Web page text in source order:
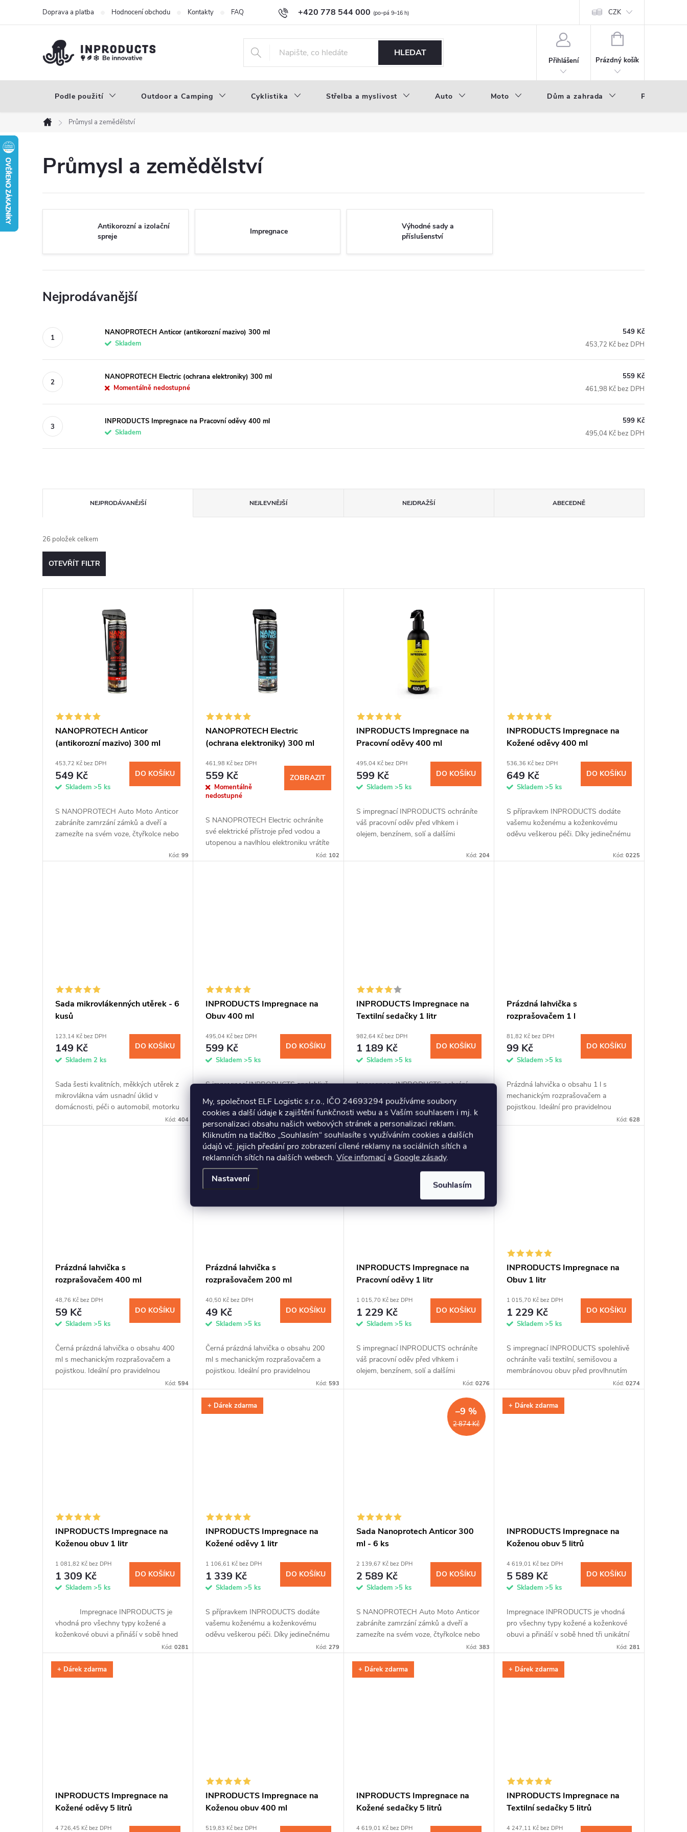
My, společnost ELF Logistic s.r.o., IČO 24693294 používáme soubory
cookies a další údaje k zajištění funkčnosti webu a s Vaším souhlasem i mj. k
personalizaci obsahu našich webových stránek a personalizaci reklam.
Kliknutím na tlačítko „Souhlasím“ souhlasíte s využíváním cookies a dalších
údajů vč. jejich předání pro zobrazení cílené reklamy na sociálních sítích a
reklamních sítích na dalších webech. Více infomací aGoogle zásady.
Nastavení
Souhlasím
+420 778 544 000
info@inproducts.cz
Doprava a platba Hodnocení obchodu Kontakty FAQ Novinky Náš příběh Průvodce materiály CZK
HLEDAT
Přihlášení
NÁKUPNÍ
Prázdný košík
Podle použití Outdoor a Camping Cyklistika Střelba a myslivost Auto Moto Dům a zahrada
Domů
Průmysl a zemědělství
Průmysl a zemědělství
Antikorozní a izolační
spreje
Impregnace
Výhodné sady a
příslušenství
Nejprodávanější
NANOPROTECH Anticor (antikorozní mazivo) 300 ml
Skladem
549 Kč
453,72 Kč bez DPH
NANOPROTECH Electric (ochrana elektroniky) 300 ml
Momentálně nedostupné
559 Kč
461,98 Kč bez DPH
INPRODUCTS Impregnace na Pracovní oděvy 400 ml
Skladem
599 Kč
495,04 Kč bez DPH
a
z
e
NEJPRODÁVANĚJŠÍ NEJLEVNĚJŠÍ NEJDRAŽŠÍ ABECEDNĚ
26 položek celkem
OTEVŘÍT FILTR
k
NANOPROTECH Anticor
(antikorozní mazivo) 300 ml
453,72 Kč bez DPH
549 Kč
Skladem >5 ks
DO KOŠÍKU
S NANOPROTECH Auto Moto Anticor
zabráníte zamrzání zámků a dveří a
zamezíte na svém voze, čtyřkolce nebo
Kód:99
NANOPROTECH Electric
(ochrana elektroniky) 300 ml
461,98 Kč bez DPH
559 Kč
Momentálně
nedostupné
ZOBRAZIT
S NANOPROTECH Electric ochráníte
své elektrické přístroje před vodou a
utopenou a navlhlou elektroniku vrátíte
Kód: 102
INPRODUCTS Impregnace na
Pracovní oděvy 400 ml
495,04 Kč bez DPH
599 Kč
Skladem >5 ks
DO KOŠÍKU
S impregnací INPRODUCTS ochráníte
váš pracovní oděv před vlhkem i
olejem, benzínem, solí a dalšími
Kód: 204
INPRODUCTS Impregnace na
Kožené oděvy 400 ml
536,36 Kč bez DPH
649 Kč
Skladem >5 ks
DO KOŠÍKU
S přípravkem INPRODUCTS dodáte
vašemu koženému a koženkovému
oděvu veškerou péči. Díky jedinečnému
ochráníte kůži až na tři měsíce před...
Kód: 0225
Sada mikrovlákenných utěrek - 6
kusů
123,14 Kč bez DPH
149 Kč
Skladem 2 ks
DO KOŠÍKU
Sada šesti kvalitních, měkkých utěrek z
mikrovlákna vám usnadní úklid v
domácnosti, péči o automobil, motorku
Kód:404
INPRODUCTS Impregnace na
Obuv 400 ml
495,04 Kč bez DPH
599 Kč
Skladem>5 ks
DO KOŠÍKU
S impregnací INPRODUCTS spolehlivě
membránovou obuv před provlhnutím
a znečištěním. Křemíková vrstva z
nanočástic odpuzuje vodu, zachovává...
Kód: 505
INPRODUCTS Impregnace na
Textilní sedačky 1 litr
982,64 Kč bez DPH
1 189 Kč
Skladem >5 ks
DO KOŠÍKU
Impregnace INPRODUCTS ochrání
všechny druhy vašich textilních,
bavlněných i plyšových sedaček před
zašpiněním od jídel, sladkých nápojů
nebo domácích mazlíčků. Přípravek se
díky...
Kód:
Prázdná lahvička s
rozprašovačem 1 l
81,82 Kč bez DPH
99 Kč
Skladem >5 ks
DO KOŠÍKU
Prázdná lahvička o obsahu 1 l s
mechanickým rozprašovačem a
pojistkou. Ideální pro pravidelnou
aplikaci našich impregnací z 5l baleníKód: 628
Prázdná lahvička s
rozprašovačem 400 ml
48,76 Kč bez DPH
59 Kč
Skladem >5 ks
DO KOŠÍKU
Černá prázdná lahvička o obsahu 400
ml s mechanickým rozprašovačem a
pojistkou. Ideální pro pravidelnou
Kód: 594
Prázdná lahvička s
rozprašovačem 200 ml
40,50 Kč bez DPH
49 Kč
Skladem>5 ks
DO KOŠÍKU
Černá prázdná lahvička o obsahu 200
ml s mechanickým rozprašovačem a
pojistkou. Ideální pro pravidelnou
Kód: 593
INPRODUCTS Impregnace na
Pracovní oděvy 1 litr
1 015,70 Kč bez DPH
1 229 Kč
Skladem >5 ks
DO KOŠÍKU
S impregnací INPRODUCTS ochráníte
váš pracovní oděv před vlhkem i
olejem, benzínem, solí a dalšími
chemickými látkami až na tři měsíce.
Kód: 0276
INPRODUCTS Impregnace na
Obuv 1 litr
1 015,70 Kč bez DPH
1 229 Kč
Skladem >5 ks
DO KOŠÍKU
S impregnací INPRODUCTS spolehlivě
ochráníte vaši textilní, semišovou a
membránovou obuv před provlhnutím
a znečištěním. Křemíková vrstva zKód: 0274
INPRODUCTS Impregnace na
Koženou obuv 1 litr
1 081,82 Kč bez DPH
1 309 Kč
Skladem >5 ks
DO KOŠÍKU
Impregnace INPRODUCTS je
vhodná pro všechny typy kožené a
koženkové obuvi a přináší v sobě hned
tři unikátní přípravky v jednom. PoKód:0281
+ Dárek zdarma
INPRODUCTS Impregnace na
Kožené oděvy 1 litr
1 106,61 Kč bez DPH
1 339 Kč
Skladem>5 ks
DO KOŠÍKU
S přípravkem INPRODUCTS dodáte
vašemu koženému a koženkovému
oděvu veškerou péči. Díky jedinečnému
spojení impregnace a voskové příměsi
Kód: 279
2 874 Kč
–9 %
Sada Nanoprotech Anticor 300
ml - 6 ks
2 139,67 Kč bez DPH
2 589 Kč
Skladem >5 ks
DO KOŠÍKU
S NANOPROTECH Auto Moto Anticor
zabráníte zamrzání zámků a dveří a
zamezíte na svém voze, čtyřkolce nebo
motorce vzniku koroze. NanočásticeKód: 383
+ Dárek zdarma
INPRODUCTS Impregnace na
Koženou obuv 5 litrů
4 619,01 Kč bez DPH
5 589 Kč
Skladem >5 ks
DO KOŠÍKU
Impregnace INPRODUCTS je vhodná
pro všechny typy kožené a koženkové
obuvi a přináší v sobě hned tři unikátní
přípravky v jednom. Po snadné aplikaci
Kód: 281
+ Dárek zdarma
INPRODUCTS Impregnace na
Kožené oděvy 5 litrů
4 726,45 Kč bez DPH
INPRODUCTS Impregnace na
Koženou obuv 400 ml
519,83 Kč bez DPH
+ Dárek zdarma
INPRODUCTS Impregnace na
Kožené sedačky 5 litrů
4 619,01 Kč bez DPH
+ Dárek zdarma
INPRODUCTS Impregnace na
Textilní sedačky 5 litrů
4 247,11 Kč bez DPH